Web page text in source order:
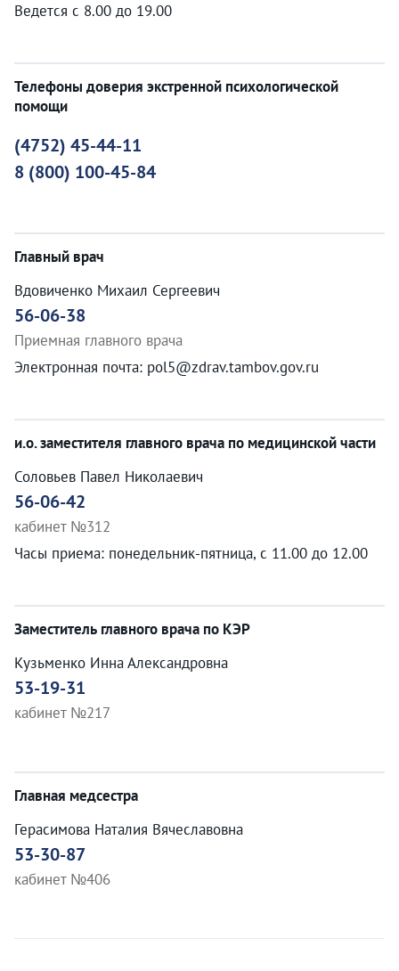
Ведется с 8.00 до 19.00
Телефоны доверия экстренной психологической
помощи
(4752) 45-44-11
8 (800) 100-45-84
Главный врач
Вдовиченко Михаил Сергеевич
56-06-38
Приемная главного врача
Электронная почта: pol5@zdrav.tambov.gov.ru
и.о. заместителя главного врача по медицинской части
Соловьев Павел Николаевич
56-06-42
кабинет №312
Часы приема: понедельник-пятница, с 11.00 до 12.00
Заместитель главного врача по КЭР
Кузьменко Инна Александровна
53-19-31
кабинет №217
Главная медсестра
Герасимова Наталия Вячеславовна
53-30-87
кабинет №406